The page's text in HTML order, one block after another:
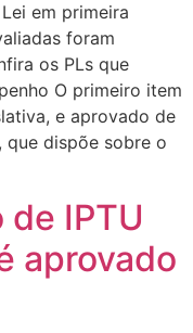
em primeira
foram
os PLs que
O primeiro item
e aprovado de
dispõe sobre o
IPTU
aprovado